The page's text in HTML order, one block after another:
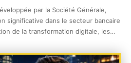
par la Société Générale,
significative dans le secteur bancaire
de la transformation digitale, les…